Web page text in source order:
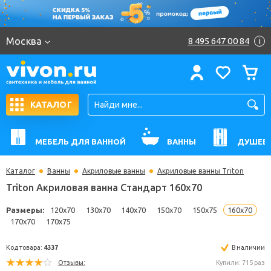
Москва 8 495 647 00 84 i
КАТАЛОГ
МЕБЕЛЬ ДЛЯ ВАННОЙ ВАННЫ
Каталог Ванны Акриловые ванны Акриловые ванны Triton
Triton Акриловая ванна Стандарт 160x70
170x70 170x75